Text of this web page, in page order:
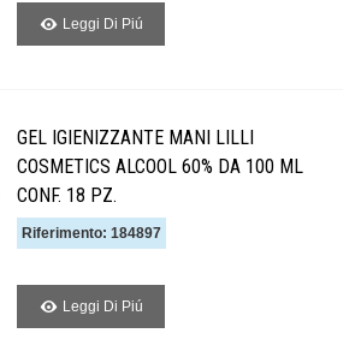
Leggi Di Piú
GEL IGIENIZZANTE MANI LILLI
COSMETICS ALCOOL 60% DA 100 ML
CONF. 18 PZ.
Riferimento: 184897
Leggi Di Piú